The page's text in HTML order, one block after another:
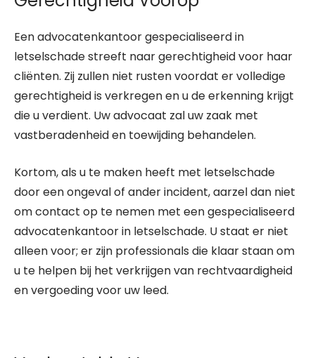
Een advocatenkantoor gespecialiseerd in
letselschade streeft naar gerechtigheid voor haar
cliënten. Zij zullen niet rusten voordat er volledige
gerechtigheid is verkregen en u de erkenning krijgt
die u verdient. Uw advocaat zal uw zaak met
vastberadenheid en toewijding behandelen.
Kortom, als u te maken heeft met letselschade
door een ongeval of ander incident, aarzel dan niet
om contact op te nemen met een gespecialiseerd
advocatenkantoor in letselschade. U staat er niet
alleen voor; er zijn professionals die klaar staan om
u te helpen bij het verkrijgen van rechtvaardigheid
en vergoeding voor uw leed.